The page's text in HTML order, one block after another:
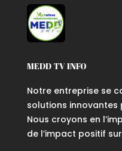
MEDD TV INFO
Notre entreprise se
solutions innovantes
Nous croyons en
de l’impact positif